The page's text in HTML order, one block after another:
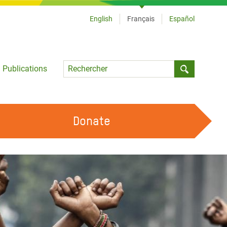
Publications
Language
English Français Español
OUR FEMINIST PRINCIPLES
TRAVAILLER AVEC NOUS
DEVENIR BÉNÉVOLE
Donate